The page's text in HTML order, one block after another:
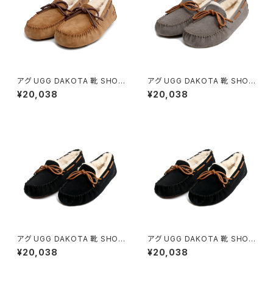
アグ UGG DAKOTA 靴 SHOE
S モカシン 1107949-CHEST
NUT-7 レディース CHESTNU
¥20,038
アグ UGG DAKOTA 靴 SHOE
S モカシン 1107949-PEWTE
R-7 レディース PEWTER 24.
¥20,038
アグ UGG DAKOTA 靴 SHOE
S モカシン 1107949-BLACK-
7 レディース BLACK 24.0cm
¥20,038
アグ UGG DAKOTA 靴 SHOE
S モカシン 1107949-BLACK-
8 レディース BLACK 25.0cm
¥20,038